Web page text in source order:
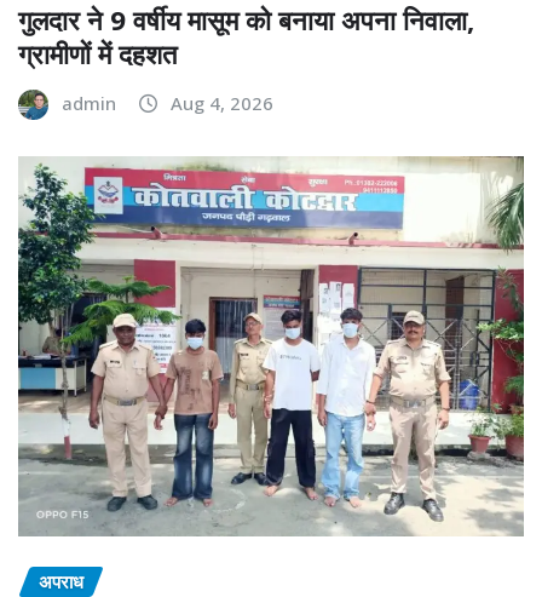
गुलदार ने 9 वर्षीय मासूम को बनाया अपना निवाला,
ग्रामीणों में दहशत
admin Aug 4, 2026
अपराध